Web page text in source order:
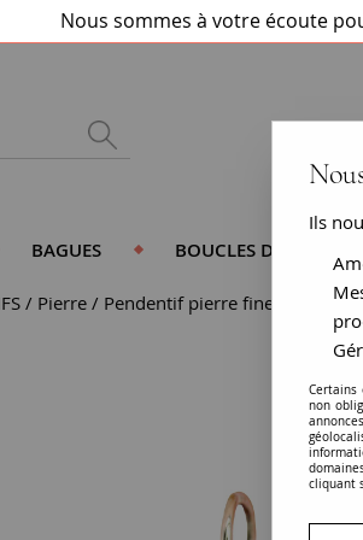
Nous sommes à votre écoute
BAGUES BOUCLES D'OREILLES
Pierre Pendentif pierre fine
Ils
Certains
non
cliquant